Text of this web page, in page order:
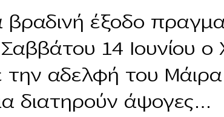
βραδινή έξοδο
14 Ιουνίου ο
την αδελφή του
διατηρούν άψογες…